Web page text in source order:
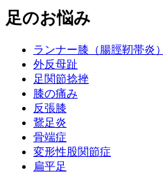
足のお悩み
ランナー膝（腸脛靭帯炎）
外反母趾
足関節捻挫
膝の痛み
反張膝
鵞足炎
骨端症
変形性股関節症
扁平足